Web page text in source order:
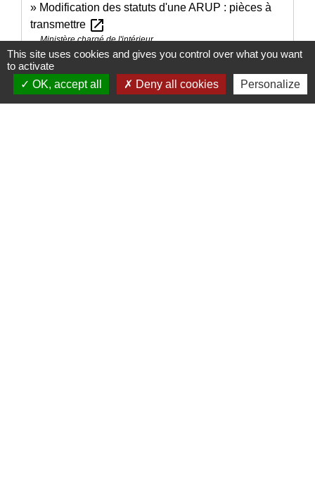
Modification des statuts d'une ARUP : pièces à
transmettre open_in_new
Ministère chargé de l'intérieur
Dissolution d'une ARUP : pièces à transmettreopen_in_new
Ministère chargé de l'intérieur
La reconnaissance de la mission d'utilité publique
This site uses cookies and gives you control over what you want
to activate
OK, accept all
Deny all cookies Personalize